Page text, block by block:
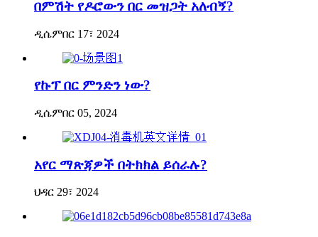
በምሽት የዶሮውን በር መዝጋት አለብኝ?
ዲሴምበር 17፣ 2024
የኩፕ በር ምንድን ነው?
ዲሴምበር 05, 2024
አየር ማጽጃዎች በትክክል ይሰራሉ?
ህዳር 29፣ 2024